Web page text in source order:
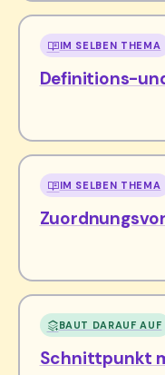
IM SELBEN THEMA
Definitions-
IM SELBEN THEMA
BAUT DARAUF AUF
Schnittpunkt